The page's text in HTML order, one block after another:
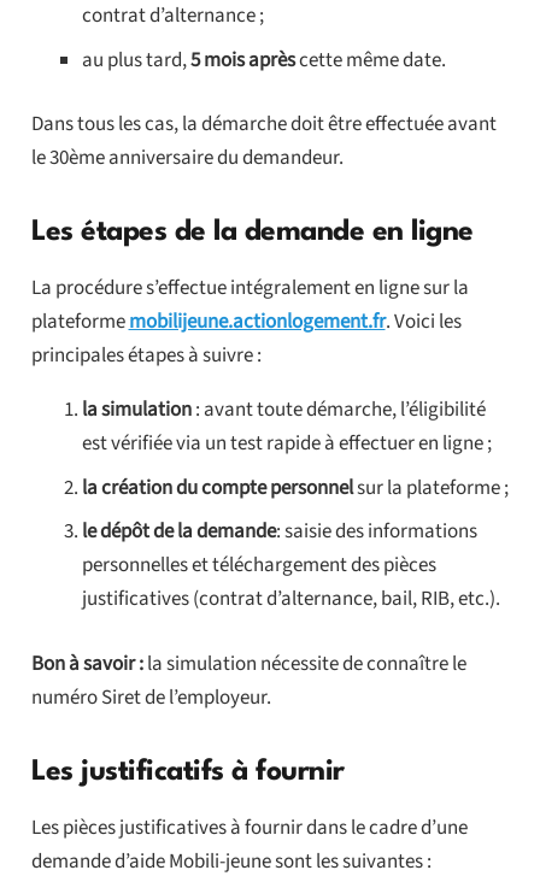
contrat d’alternance ;
au plus tard,5 mois aprèscette même date.
Dans tous les cas, la démarche doit être effectuée avant
le 30ème anniversaire du demandeur.
Les étapes de la demande en ligne
La procédure s’effectue intégralement en ligne sur la
plateformemobilijeune.actionlogement.fr. Voici les
principales étapes à suivre :
la simulation: avant toute démarche, l’éligibilité
est vérifiée via un test rapide à effectuer en ligne ;
la création du comptepersonnelsur la plateforme ;
le dépôt de la demande: saisie des informations
personnelles et téléchargement des pièces
justificatives (contrat d’alternance, bail, RIB, etc.).
Bon à savoir :la simulation nécessite de connaître le
numéro Siret de l’employeur.
Les justificatifs à fournir
Les pièces justificatives à fournir dans le cadre d’une
demande d’aide Mobili-jeune sont les suivantes :